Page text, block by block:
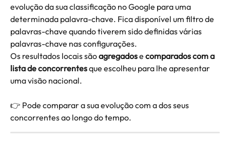
evolução da sua classificação no Google para uma
determinada palavra-chave. Fica disponível um filtro de
palavras-chave quando tiverem sido definidas várias
palavras-chave nas configurações.
Os resultados locais são agregados e comparados com a
lista de concorrentes que escolheu para lhe apresentar
uma visão nacional.
👉 Pode comparar a sua evolução com a dos seus
concorrentes ao longo do tempo.